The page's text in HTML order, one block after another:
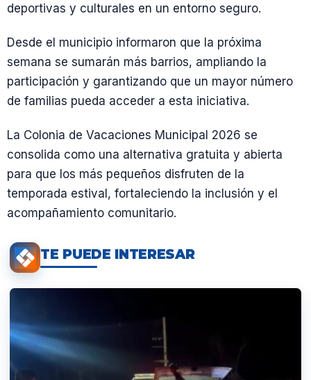
deportivas y culturales en un entorno seguro.
Desde el municipio informaron que la próxima
semana se sumarán más barrios, ampliando la
participación y garantizando que un mayor número
de familias pueda acceder a esta iniciativa.
La Colonia de Vacaciones Municipal 2026 se
consolida como una alternativa gratuita y abierta
para que los más pequeños disfruten de la
temporada estival, fortaleciendo la inclusión y el
acompañamiento comunitario.
TE PUEDE INTERESAR